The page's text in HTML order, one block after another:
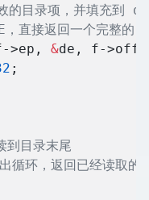
目录项，并填充到
直接返回一个完整的
>ep, &de, f-
;
目录末尾
环，返回已经读取的